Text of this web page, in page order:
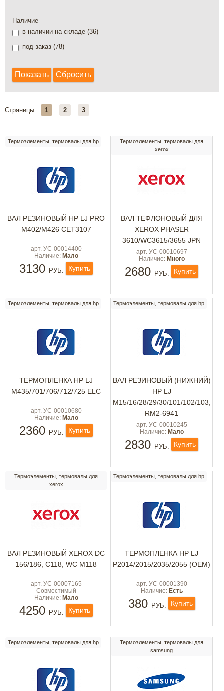
Наличие
в наличии на складе (36)
под заказ (78)
Страницы: 1 2 3
Термоэлементы, термовалы для hp
ВАЛ РЕЗИНОВЫЙ HP LJ PRO
M402/M426 CET3107
арт. УС-00014400
Наличие: Мало
3130 РУБ. Купить
Термоэлементы, термовалы для
xerox
ВАЛ ТЕФЛОНОВЫЙ ДЛЯ
XEROX PHASER
3610/WC3615/3655 JPN
арт. УС-00010697
Наличие: Много
2680 РУБ. Купить
Термоэлементы, термовалы для hp
ТЕРМОПЛЕНКА HP LJ
M435/701/706/712/725 ELC
арт. УС-00010680
Наличие: Мало
2360 РУБ. Купить
Термоэлементы, термовалы для hp
ВАЛ РЕЗИНОВЫЙ (НИЖНИЙ)
HP LJ
M15/16/28/29/30/101/102/103,
RM2-6941
арт. УС-00010245
Наличие: Мало
2830 РУБ. Купить
Термоэлементы, термовалы для
xerox
ВАЛ РЕЗИНОВЫЙ XEROX DC
156/186, C118, WC M118
арт. УС-00007165
Совместимый
Наличие: Мало
4250 РУБ. Купить
Термоэлементы, термовалы для hp
ТЕРМОПЛЕНКА HP LJ
P2014/2015/2035/2055 (OEM)
арт. УС-00001390
Наличие: Есть
380 РУБ. Купить
Термоэлементы, термовалы для hp
Термоэлементы, термовалы для
samsung